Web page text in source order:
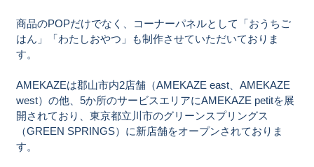
商品のPOPだけでなく、コーナーパネルとして「おうちご
はん」「わたしおやつ」も制作させていただいておりま
す。
AMEKAZEは郡山市内2店舗（AMEKAZE east、AMEKAZE
west）の他、5か所のサービスエリアにAMEKAZE petitを展
開されており、東京都立川市のグリーンスプリングス
（GREEN SPRINGS）に新店舗をオープンされておりま
す。